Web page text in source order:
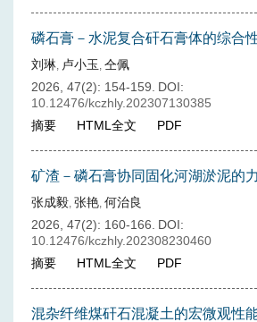
磷石膏－水泥复合矸石膏体的综合
刘琳, 卢小玉 , 仝佩
2026, 47(2): 154-159. DOI:
10.12476/kczhly.202307130385
摘要
HTML全文 PDF
矿渣－磷石膏协同固化河湖淤泥的
张成毅, 张艳, 何治良
2026, 47(2): 160-166. DOI:
10.12476/kczhly.202308230460
摘要
HTML全文 PDF
混杂纤维煤矸石混凝土的宏微观性